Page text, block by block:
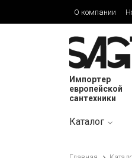
О компании
Импортер
европейской
сантехники
Каталог